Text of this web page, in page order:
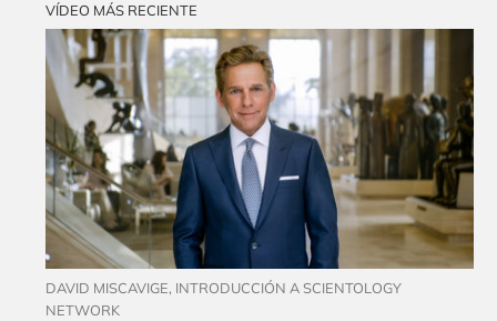
VÍDEO MÁS RECIENTE
DAVID MISCAVIGE, INTRODUCCIÓN A SCIENTOLOGY
NETWORK